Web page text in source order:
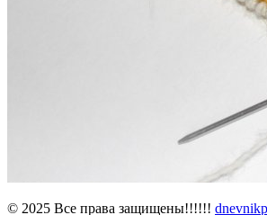
© 2025 Все права защищены!!!!!!